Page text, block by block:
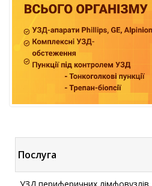
Послуга
УЗД периферичних лімфовузлів